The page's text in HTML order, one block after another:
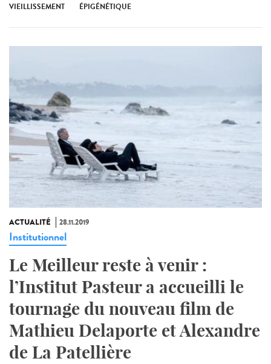
VIEILLISSEMENT ÉPIGÉNÉTIQUE
ACTUALITÉ 28.11.2019
Institutionnel
Le Meilleur reste à venir :
l’Institut Pasteur a accueilli le
tournage du nouveau film de
Mathieu Delaporte et Alexandre
de La Patellière